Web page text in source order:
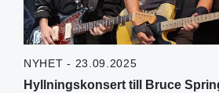
NYHET - 23.09.2025
Hyllningskonsert till Bruce